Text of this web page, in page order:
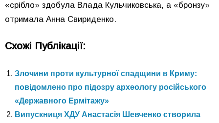
«срібло» здобула Влада Кульчиковська, а «бронзу»
отримала Анна Свириденко.
Схожі Публікації:
Злочини проти культурної спадщини в Криму:
повідомлено про підозру археологу російського
«Державного Ермітажу»
Випускниця ХДУ Анастасія Шевченко створила